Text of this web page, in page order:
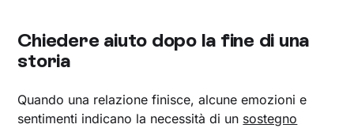
Chiedere aiuto dopo la fine di una
storia
Quando una relazione finisce, alcune emozioni e
sentimenti indicano la necessità di un sostegno